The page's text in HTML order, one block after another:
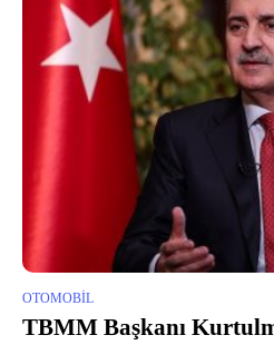
OTOMOBIL
TBMM Başkanı